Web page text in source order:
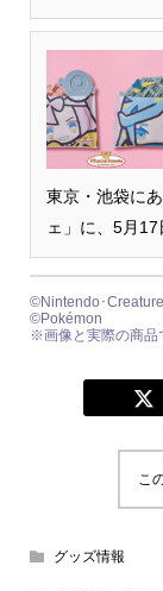
東京・池袋に
ェ」に、5月
©Nintendo･
©Pokémon
※画像と実際の商品
こ
グッズ情報